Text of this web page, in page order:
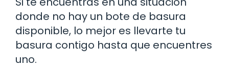
donde no hay un bote de basura
disponible, lo mejor es llevarte tu
basura contigo hasta que encuentres
uno.